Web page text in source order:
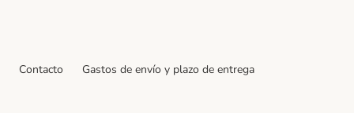
Contacto
Gastos de envío y plazo de entrega